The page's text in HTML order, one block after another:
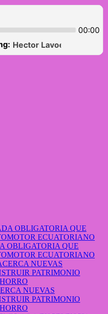
OBLIGATORIA QUE
ECUATORIANO
NUEVAS
PATRIMONIO